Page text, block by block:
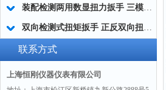
装配检测两用数显扭力扳手 三模式切换扭矩扳手 工业紧固测量力矩扳手品牌
双向检测式扭矩扳手 正反双向扭力测试检测扳手 正旋反旋力矩扳手厂家
联系方式
上海恒刚仪器仪表有限公司